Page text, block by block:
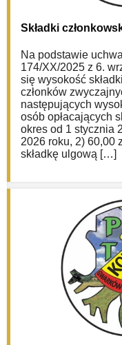
Składki
Na podstawie
174/XX/2025 z 6.
się wysokość
członków
następujących
osób opłacających
okres od 1 stycznia
2026 roku, 2) 60,00
składkę ulgową […]